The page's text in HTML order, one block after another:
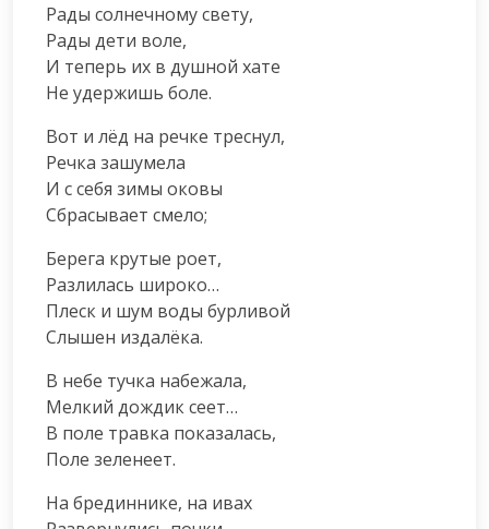
Рады солнечному свету,
Рады дети воле,
И теперь их в душной хате
Не удержишь боле.
Вот и лёд на речке треснул,
Речка зашумела
И с себя зимы оковы
Сбрасывает смело;
Берега крутые роет,
Разлилась широко…
Плеск и шум воды бурливой
Слышен издалёка.
В небе тучка набежала,
Мелкий дождик сеет…
В поле травка показалась,
Поле зеленеет.
На брединнике, на ивах